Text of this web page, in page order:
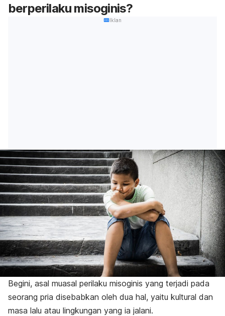
berperilaku misoginis?
Iklan
Begini, asal muasal perilaku misoginis yang terjadi pada
seorang pria disebabkan oleh dua hal, yaitu kultural dan
masa lalu atau lingkungan yang ia jalani.